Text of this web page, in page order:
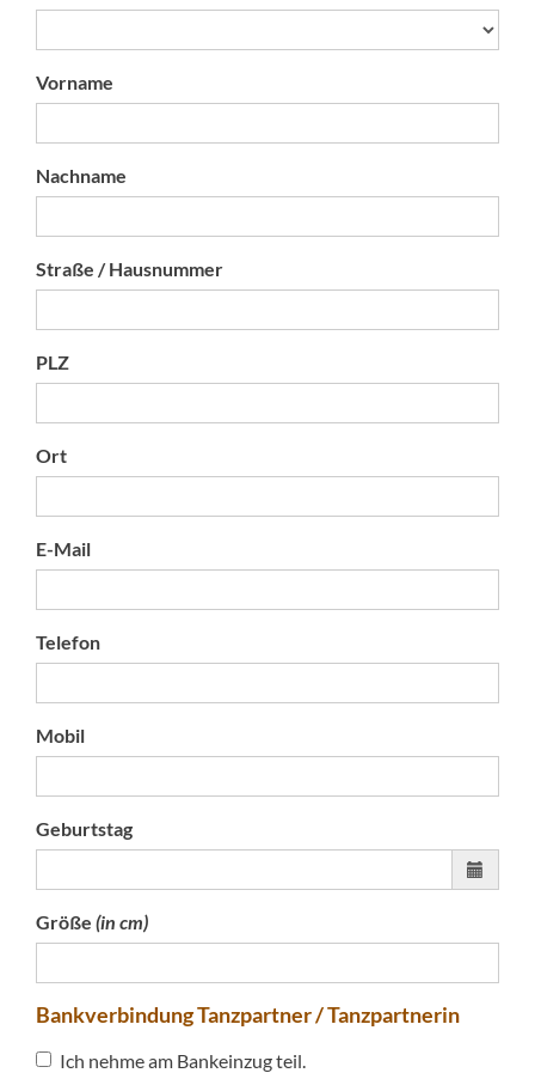
Vorname
Nachname
Straße / Hausnummer
PLZ
Ort
E-Mail
Telefon
Mobil
Geburtstag
Größe (in cm)
Bankverbindung Tanzpartner / Tanzpartnerin
Ich nehme am Bankeinzug teil.